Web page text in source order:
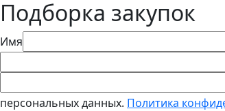
Подборка закупок
Имя
персональных данных. Политика